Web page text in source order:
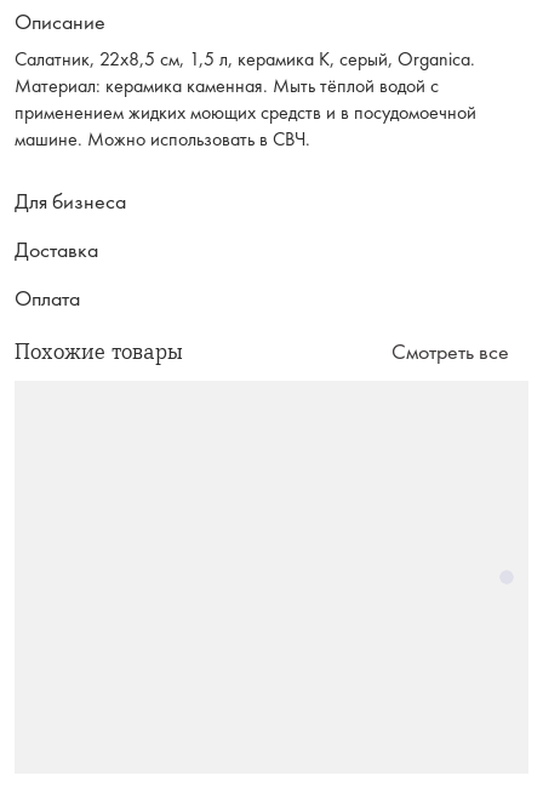
Описание
Салатник, 22х8,5 см, 1,5 л, керамика К, серый, Organica.
Материал: керамика каменная. Мыть тёплой водой с
применением жидких моющих средств и в посудомоечной
машине. Можно использовать в СВЧ.
Для бизнеса
Доставка
Оплата
Похожие товары Смотреть все